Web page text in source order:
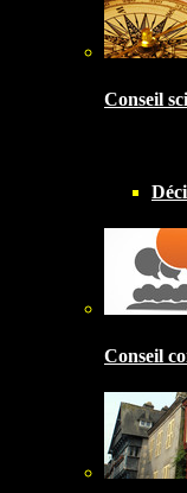
Conseil
Conseil